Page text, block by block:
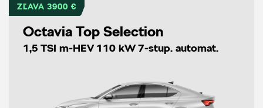
ZĽAVA 3900 €
Octavia Top Selection
1,5 TSI m-HEV 110 kW 7-stup. automat.